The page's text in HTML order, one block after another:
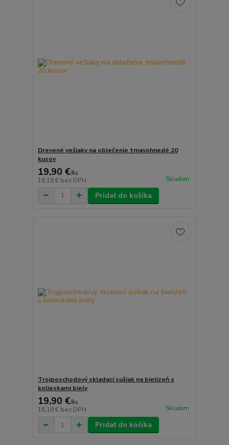
Drevené vešiaky na oblečenie tmavohnedé 20
kusov
19,90 €/ks
16,18 € bez DPH Skladom
Pridať do košíka
Trojposchodový skladací sušiak na bielizeň s
kolieskami biely
19,90 €/ks
16,18 € bez DPH Skladom
Pridať do košíka